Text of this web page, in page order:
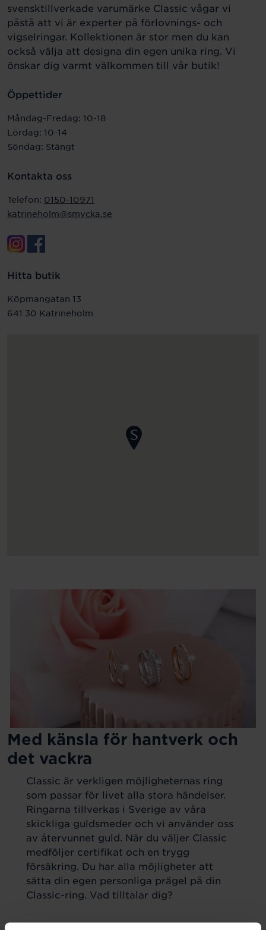
svensktillverkade varumärke Classic vågar vi
påstå att vi är experter på förlovnings- och
vigselringar. Kollektionen är stor men du kan
också välja att designa din egen unika ring. Vi
önskar dig varmt välkommen till vår butik!
Öppettider
Måndag-Fredag: 10-18
Lördag: 10-14
Söndag: Stängt
Kontakta oss
Telefon: 0150-10971
katrineholm@smycka.se
Hitta butik
Köpmangatan 13
641 30 Katrineholm
Med känsla för hantverk och
det vackra
Classic är verkligen möjligheternas ring
som passar för livet alla stora händelser.
Ringarna tillverkas i Sverige av våra
skickliga guldsmeder och vi använder oss
av återvunnet guld. När du väljer Classic
medföljer certifikat och en trygg
försäkring. Du har alla möjligheter att
sätta din egen personliga prägel på din
Classic-ring. Vad tilltalar dig?